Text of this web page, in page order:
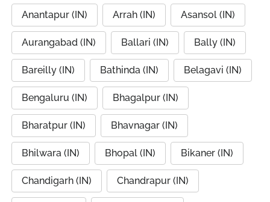
Anantapur (IN) Arrah (IN) Asansol (IN)
Aurangabad (IN) Ballari (IN) Bally (IN)
Bareilly (IN) Bathinda (IN) Belagavi (IN)
Bengaluru (IN) Bhagalpur (IN)
Bharatpur (IN) Bhavnagar (IN)
Bhilwara (IN) Bhopal (IN) Bikaner (IN)
Chandigarh (IN) Chandrapur (IN)